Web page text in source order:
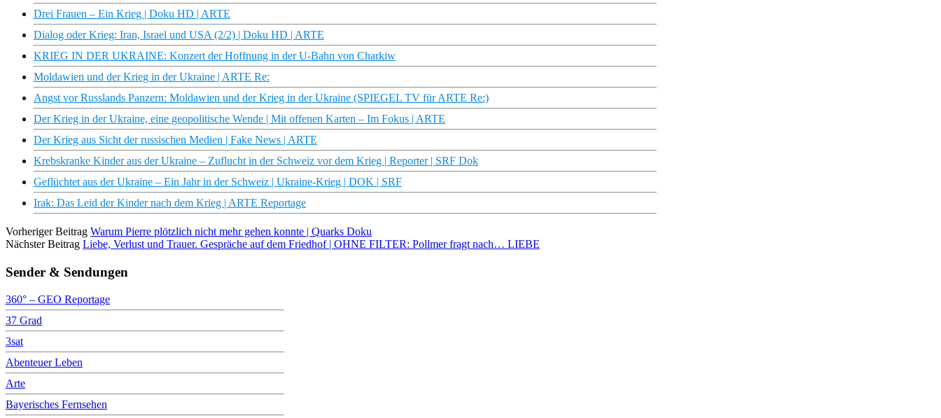
Drei Frauen – Ein Krieg | Doku HD | ARTE
Dialog oder Krieg: Iran, Israel und USA (2/2) | Doku HD | ARTE
KRIEG IN DER UKRAINE: Konzert der Hoffnung in der U-Bahn von Charkiw
Moldawien und der Krieg in der Ukraine | ARTE Re:
Angst vor Russlands Panzern: Moldawien und der Krieg in der Ukraine (SPIEGEL TV für ARTE Re:)
Der Krieg in der Ukraine, eine geopolitische Wende | Mit offenen Karten – Im Fokus | ARTE
Der Krieg aus Sicht der russischen Medien | Fake News | ARTE
Krebskranke Kinder aus der Ukraine – Zuflucht in der Schweiz vor dem Krieg | Reporter | SRF Dok
Geflüchtet aus der Ukraine – Ein Jahr in der Schweiz | Ukraine-Krieg | DOK | SRF
Irak: Das Leid der Kinder nach dem Krieg | ARTE Reportage
Vorheriger Beitrag Warum Pierre plötzlich nicht mehr gehen konnte | Quarks Doku
Nächster Beitrag Liebe, Verlust und Trauer. Gespräche auf dem Friedhof | OHNE FILTER: Pollmer fragt nach… LIEBE
Sender & Sendungen
360° – GEO Reportage
37 Grad
3sat
Abenteuer Leben
Arte
Bayerisches Fernsehen